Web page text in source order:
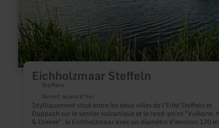
Eichholzmaar Steffeln
Steffeln
Ouvert aujourd'hui
Idylliquement situé entre les deux villes de l'Eifel Steffeln et
Duppach sur le sentier volcanique et le rond-point "Vulkane,
& Dreese", le Eichholzmaar avec un diamètre d'environ 120